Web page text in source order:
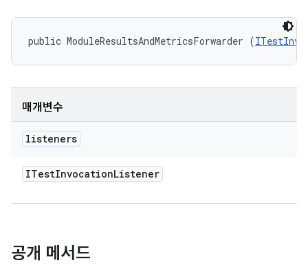
public ModuleResultsAndMetricsForwarder (
매개변수
listeners
ITestInvocationListener
공개 메서드